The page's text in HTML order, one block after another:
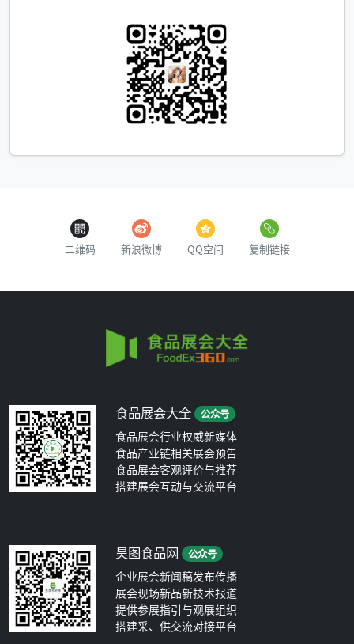
二维码 新浪微博 QQ空间 复制链接
食品展会大全 公众号
食品展会行业权威新媒体
食品产业链相关展会预告
食品展会客观评价与推荐
搭建展会互动与交流平台
昊图食品网 公众号
企业展会新闻稿发布传播
展会现场新品新技术报道
提供参展指引与观展组织
搭建采、供交流对接平台